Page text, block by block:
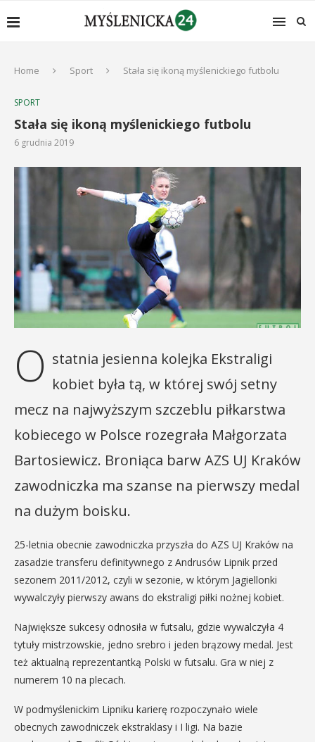
Home Sport Stała się ikoną myślenickiego futbolu
SPORT
Stała się ikoną myślenickiego futbolu
6 grudnia 2019
O statnia jesienna kolejka Ekstraligi
kobiet była tą, w której swój setny
mecz na najwyższym szczeblu piłkarstwa
kobiecego w Polsce rozegrała Małgorzata
Bartosiewicz. Broniąca barw AZS UJ Kraków
zawodniczka ma szanse na pierwszy medal
na dużym boisku.
25-letnia obecnie zawodniczka przyszła do AZS UJ Kraków na
zasadzie transferu definitywnego z Andrusów Lipnik przed
sezonem 2011/2012, czyli w sezonie, w którym Jagiellonki
wywalczyły pierwszy awans do ekstraligi piłki nożnej kobiet.
Największe sukcesy odnosiła w futsalu, gdzie wywalczyła 4
tytuły mistrzowskie, jedno srebro i jeden brązowy medal. Jest
też aktualną reprezentantką Polski w futsalu. Gra w niej z
numerem 10 na plecach.
W podmyślenickim Lipniku karierę rozpoczynało wiele
obecnych zawodniczek ekstraklasy i I ligi. Na bazie